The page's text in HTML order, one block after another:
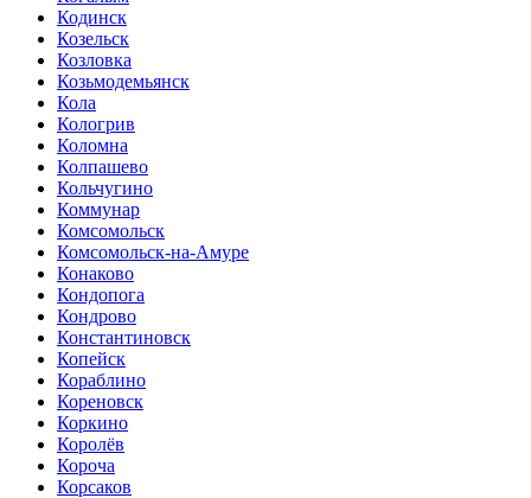
Кодинск
Козельск
Козловка
Козьмодемьянск
Кола
Кологрив
Коломна
Колпашево
Кольчугино
Коммунар
Комсомольск
Комсомольск-на-Амуре
Конаково
Кондопога
Кондрово
Константиновск
Копейск
Кораблино
Кореновск
Коркино
Королёв
Короча
Корсаков